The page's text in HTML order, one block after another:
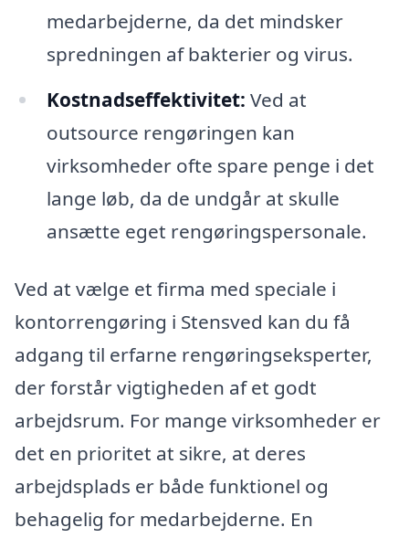
medarbejderne, da det mindsker
spredningen af bakterier og virus.
Kostnadseffektivitet: Ved at
outsource rengøringen kan
virksomheder ofte spare penge i det
lange løb, da de undgår at skulle
ansætte eget rengøringspersonale.
Ved at vælge et firma med speciale i
kontorrengøring i Stensved kan du få
adgang til erfarne rengøringseksperter,
der forstår vigtigheden af et godt
arbejdsrum. For mange virksomheder er
det en prioritet at sikre, at deres
arbejdsplads er både funktionel og
behagelig for medarbejderne. En